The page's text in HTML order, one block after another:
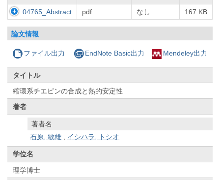
04765_Abstract pdf なし 167 KB
論文情報
ファイル出力 EndNote Basic出力 Mendeley出力
タイトル
縮環系チエピンの合成と熱的安定性
著者
著者名
石原, 敏雄 ; イシハラ, トシオ
学位名
理学博士